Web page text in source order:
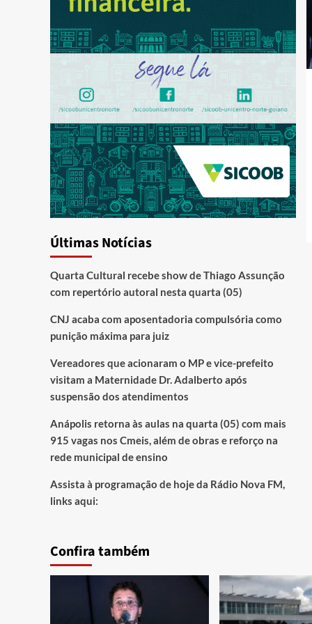
Últimas Notícias
Quarta Cultural recebe show de Thiago Assunção
com repertório autoral nesta quarta (05)
CNJ acaba com aposentadoria compulsória como
punição máxima para juiz
Vereadores que acionaram o MP e vice-prefeito
visitam a Maternidade Dr. Adalberto após
suspensão dos atendimentos
Anápolis retorna às aulas na quarta (05) com mais
915 vagas nos Cmeis, além de obras e reforço na
rede municipal de ensino
Assista à programação de hoje da Rádio Nova FM,
links aqui:
Confira também